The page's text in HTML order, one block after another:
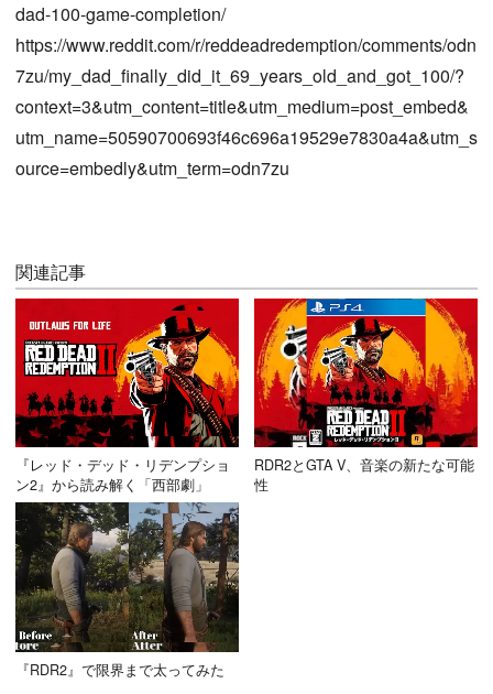
dad-100-game-completion/
https://www.reddit.com/r/reddeadredemption/comments/odn
7zu/my_dad_finally_did_it_69_years_old_and_got_100/?
context=3&utm_content=title&utm_medium=post_embed&
utm_name=50590700693f46c696a19529e7830a4a&utm_s
ource=embedly&utm_term=odn7zu
関連記事
『レッド・デッド・リデンプショ
ン2』から読み解く「西部劇」
RDR2とGTA V、音楽の新たな可能
性
『RDR2』で限界まで太ってみた